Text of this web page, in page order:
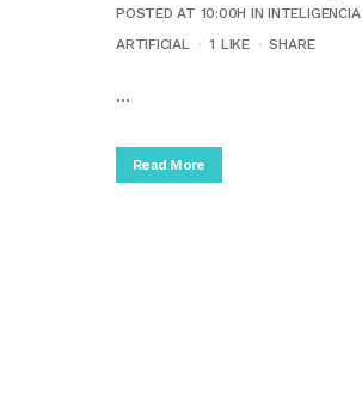
POSTED AT 10:00H ININTELIGENCIA
ARTIFICIAL
1 LIKE SHARE
...
Read More